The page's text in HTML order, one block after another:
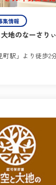
集情報
地のなーさり
駅」より徒歩2